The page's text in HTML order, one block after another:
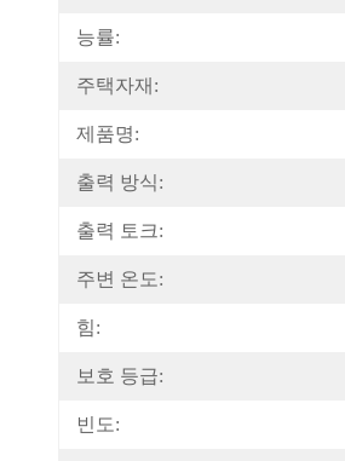
능률:
주택자재:
제품명:
출력 방식:
출력 토크:
주변 온도:
힘:
보호 등급:
빈도: